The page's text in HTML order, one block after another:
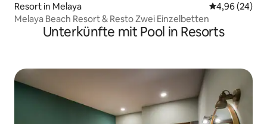
Resort in Melaya
4,96 (24)
Melaya Beach Resort & Resto Zwei Einzelbetten
Unterkünfte mit Pool in Resorts